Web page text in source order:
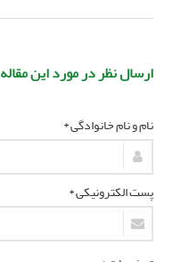
ارسال نظر در مورد این مقاله
نام و نام خانوادگی *
پست الکترونیکی *